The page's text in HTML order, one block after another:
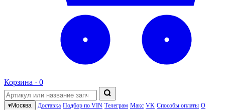
Корзина · 0
▾Москва Доставка Подбор по VIN Телеграм Макс VK Способы оплаты О